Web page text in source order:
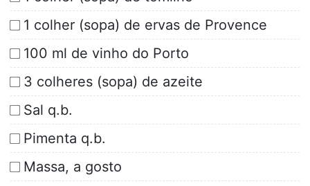
1 colher (sopa) de ervas de Provence
100 ml de vinho do Porto
3 colheres (sopa) de azeite
Sal q.b.
Pimenta q.b.
Massa, a gosto